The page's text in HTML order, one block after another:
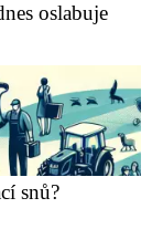
oslabuje
snů?